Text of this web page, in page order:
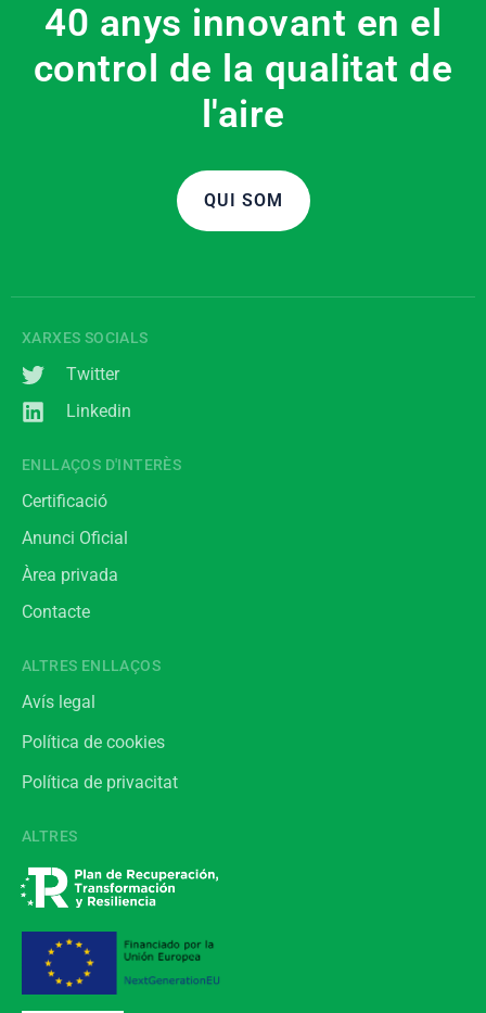
40 anys innovant en el
control de la qualitat de
l'aire
QUI SOM
XARXES SOCIALS
Twitter
Linkedin
ENLLAÇOS D'INTERÈS
Certificació
Anunci Oficial
Àrea privada
Contacte
ALTRES ENLLAÇOS
Avís legal
Política de cookies
Política de privacitat
ALTRES